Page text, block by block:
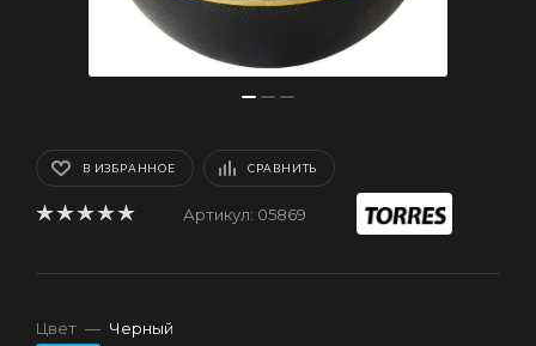
В ИЗБРАННОЕ СРАВНИТЬ
Артикул: 05869
Цвет — Черный